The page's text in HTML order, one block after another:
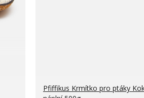
Pfiffikus Krmítko pro ptáky